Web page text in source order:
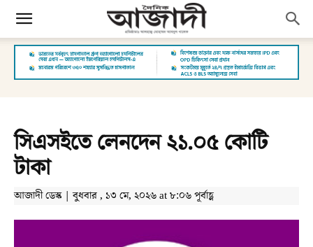
সিএসইতে লেনদেন ২১.০৫ কোটি
টাকা
আজাদী ডেস্ক | বুধবার , ১৩ মে, ২০২৬ at ৮:০৬ পূর্বাহ্ণ